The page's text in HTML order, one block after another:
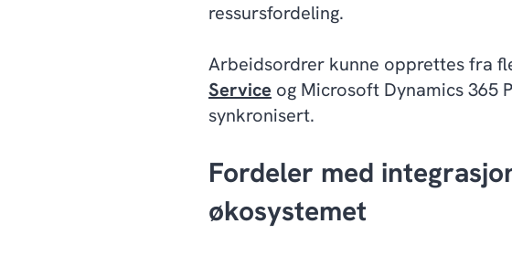
ressursfordeling.
Arbeidsordrer kunne opprettes fra
Service og Microsoft Dynamics 365
synkronisert.
Fordeler med
økosystemet